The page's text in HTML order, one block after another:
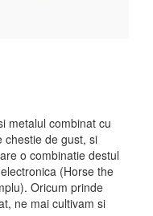
metalul combinat cu
chestie de gust, si
o combinatie destul
(Horse the
Oricum prinde
ne mai cultivam si